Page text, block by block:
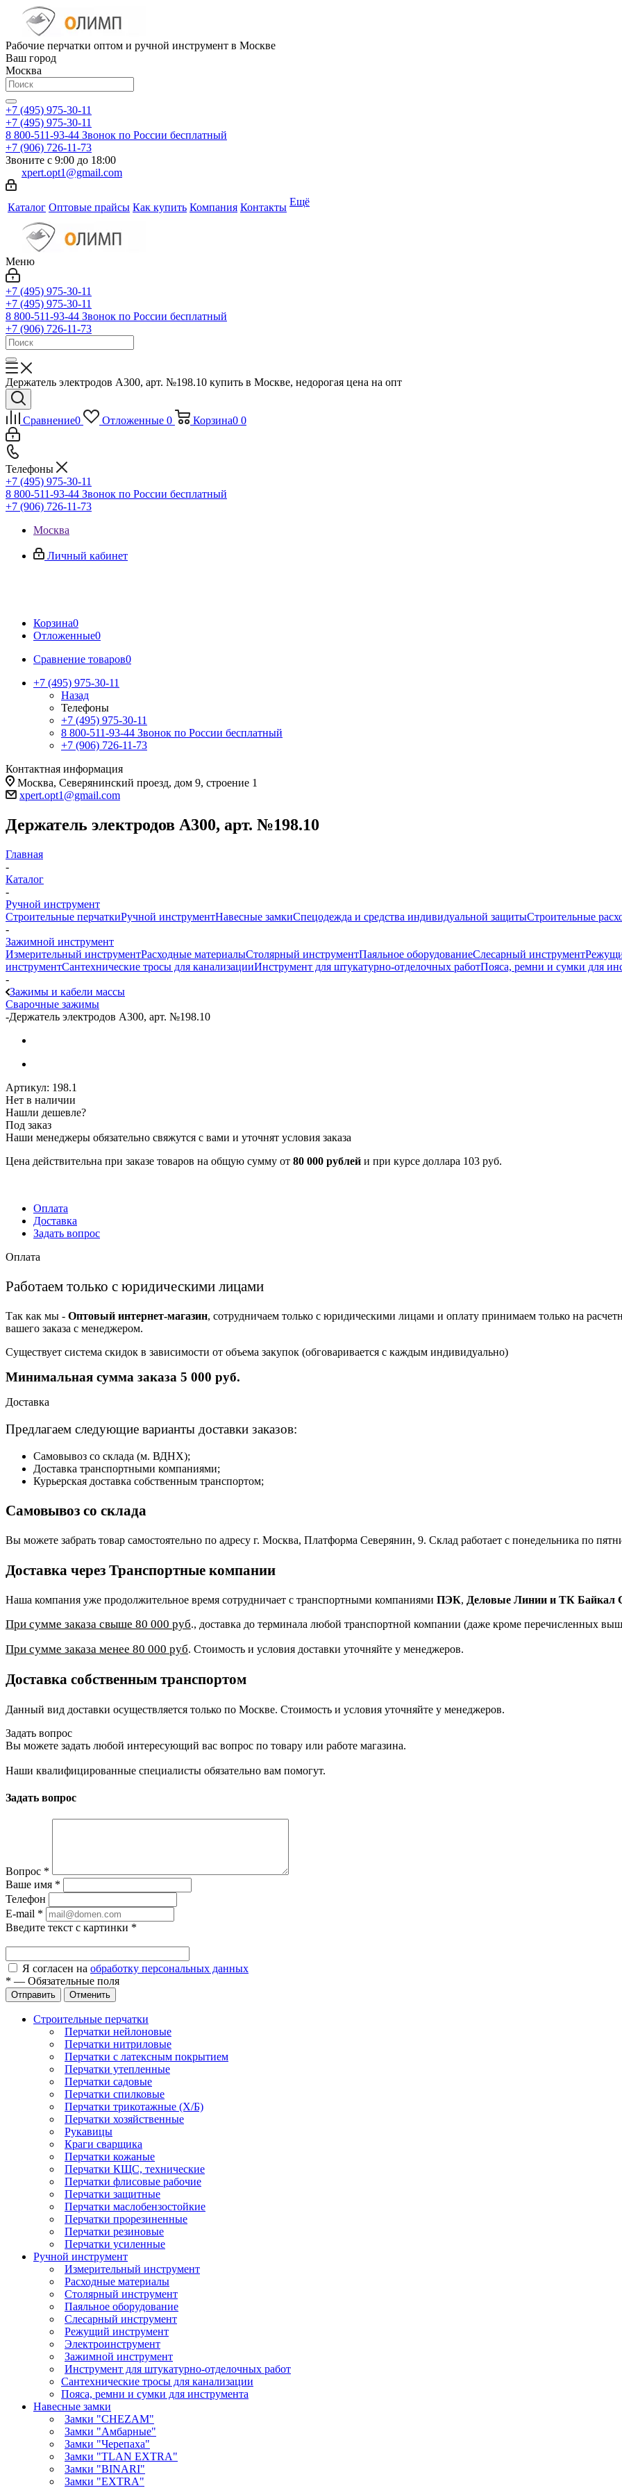
Рабочие перчатки оптом и ручной инструмент в Москве
Ваш город
Москва
+7 (495) 975-30-11
+7 (495) 975-30-11
8 800-511-93-44 Звонок по России бесплатный
+7 (906) 726-11-73
Звоните с 9:00 до 18:00
xpert.opt1@gmail.com
Каталог Оптовые прайсы Как купить Компания Контакты Ещё
Меню
+7 (495) 975-30-11
+7 (495) 975-30-11
8 800-511-93-44 Звонок по России бесплатный
+7 (906) 726-11-73
Держатель электродов А300, арт. №198.10 купить в Москве, недорогая цена на опт
Сравнение0 Отложенные 0 Корзина0 0
Телефоны
+7 (495) 975-30-11
8 800-511-93-44 Звонок по России бесплатный
+7 (906) 726-11-73
Москва
Личный кабинет
Корзина0
Отложенные0
Сравнение товаров0
+7 (495) 975-30-11
Назад
Телефоны
+7 (495) 975-30-11
8 800-511-93-44 Звонок по России бесплатный
+7 (906) 726-11-73
Контактная информация
Москва, Северянинский проезд, дом 9, строение 1
xpert.opt1@gmail.com
Держатель электродов А300, арт. №198.10
Главная
-
Каталог
-
Ручной инструмент
Строительные перчаткиРучной инструментНавесные замкиСпецодежда и средства индивидуальной защитыСтроительные
-
Зажимной инструмент
Измерительный инструментРасходные материалыСтолярный инструментПаяльное оборудованиеСлесарный инструмент
инструментСантехнические тросы для канализацииИнструмент для штукатурно-отделочных работПояса, ремни и сумки для
-
Зажимы и кабели массы
Сварочные зажимы
-Держатель электродов А300, арт. №198.10
Артикул: 198.1
Нет в наличии
Нашли дешевле?
Под заказ
Наши менеджеры обязательно свяжутся с вами и уточнят условия заказа
Цена действительна при заказе товаров на общую сумму от 80 000 рублей и при курсе доллара 103 руб.
Оплата
Доставка
Задать вопрос
Оплата
Работаем только с юридическими лицами
Так как мы - Оптовый интернет-магазин, сотрудничаем только с юридическими лицами и оплату принимаем только на
вашего заказа с менеджером.
Существует система скидок в зависимости от объема закупок (обговаривается с каждым индивидуально)
Минимальная сумма заказа 5 000 руб.
Доставка
Предлагаем следующие варианты доставки заказов:
Самовывоз со склада (м. ВДНХ);
Доставка транспортными компаниями;
Курьерская доставка собственным транспортом;
Самовывоз со склада
Вы можете забрать товар самостоятельно по адресу г. Москва, Платформа Северянин, 9. Склад работает с понедельника по
Доставка через Транспортные компании
Наша компания уже продолжительное время сотрудничает с транспортными компаниями ПЭК, Деловые Линии и ТК Байкал
При сумме заказа свыше 80 000 руб., доставка до терминала любой транспортной компании (даже кроме перечисленных
При сумме заказа менее 80 000 руб. Стоимость и условия доставки уточняйте у менеджеров.
Доставка собственным транспортом
Данный вид доставки осуществляется только по Москве. Стоимость и условия уточняйте у менеджеров.
Задать вопрос
Вы можете задать любой интересующий вас вопрос по товару или работе магазина.
Наши квалифицированные специалисты обязательно вам помогут.
Задать вопрос
Вопрос *
Ваше имя *
Телефон
E-mail *
Введите текст с картинки *
Я согласен на обработку персональных данных
* — Обязательные поля
Отправить Отменить
Строительные перчатки
Перчатки нейлоновые
Перчатки нитриловые
Перчатки с латексным покрытием
Перчатки утепленные
Перчатки садовые
Перчатки спилковые
Перчатки трикотажные (Х/Б)
Перчатки хозяйственные
Рукавицы
Краги сварщика
Перчатки кожаные
Перчатки КЩС, технические
Перчатки флисовые рабочие
Перчатки защитные
Перчатки маслобензостойкие
Перчатки прорезиненные
Перчатки резиновые
Перчатки усиленные
Ручной инструмент
Измерительный инструмент
Расходные материалы
Столярный инструмент
Паяльное оборудование
Слесарный инструмент
Режущий инструмент
Электроинструмент
Зажимной инструмент
Инструмент для штукатурно-отделочных работ
Сантехнические тросы для канализации
Пояса, ремни и сумки для инструмента
Навесные замки
Замки "CHEZAM"
Замки "Амбарные"
Замки "Черепаха"
Замки "TLAN EXTRA"
Замки "BINARI"
Замки "EXTRA"